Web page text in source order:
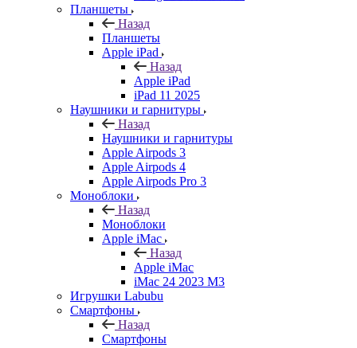
Планшеты
Назад
Планшеты
Apple iPad
Назад
Apple iPad
iPad 11 2025
Наушники и гарнитуры
Назад
Наушники и гарнитуры
Apple Airpods 3
Apple Airpods 4
Apple Airpods Pro 3
Моноблоки
Назад
Моноблоки
Apple iMac
Назад
Apple iMac
iMac 24 2023 M3
Игрушки Labubu
Смартфоны
Назад
Смартфоны